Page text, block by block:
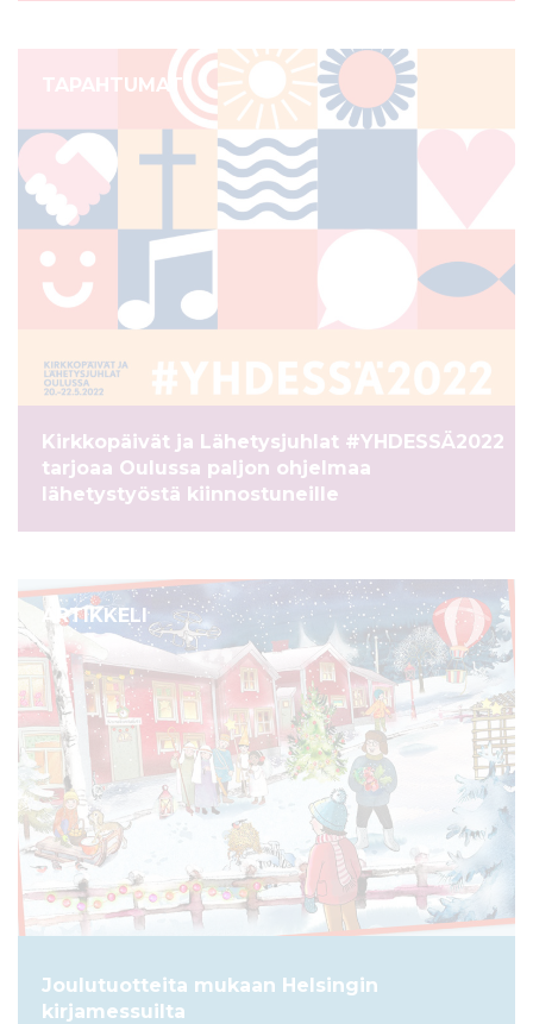
TAPAHTUMAT
Kirkkopäivät ja Lähetysjuhlat #YHDESSÄ2022
tarjoaa Oulussa paljon ohjelmaa
lähetystyöstä kiinnostuneille
ARTIKKELI
Joulutuotteita mukaan Helsingin
kirjamessuilta